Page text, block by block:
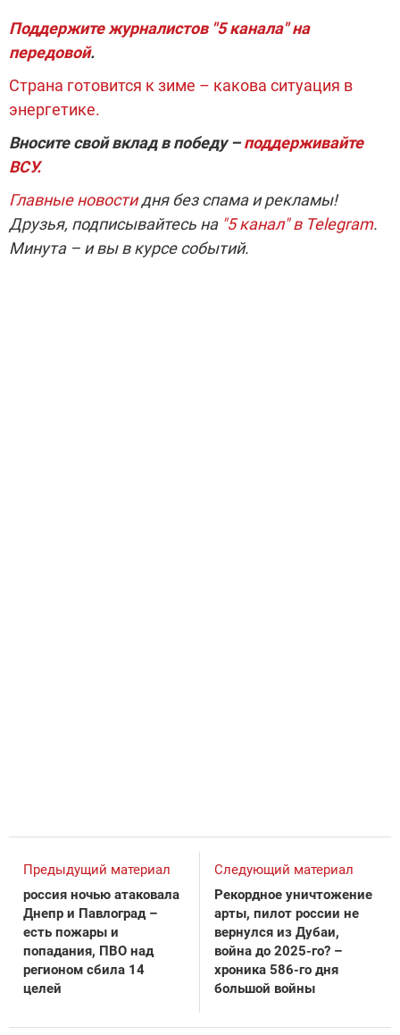
Поддержите журналистов "5 канала" на
передовой.
Страна готовится к зиме – какова ситуация в
энергетике.
Вносите свой вклад в победу –поддерживайте
ВСУ.
Главные новостидня без спама и рекламы!
Друзья, подписывайтесь на "5 канал" в Telegram.
Минута – и вы в курсе событий.
Предыдущий материал
россия ночью атаковала
Днепр и Павлоград –
есть пожары и
попадания, ПВО над
регионом сбила 14
целей
Следующий материал
Рекордное уничтожение
арты, пилот россии не
вернулся из Дубаи,
война до 2025-го? –
хроника 586-го дня
большой войны